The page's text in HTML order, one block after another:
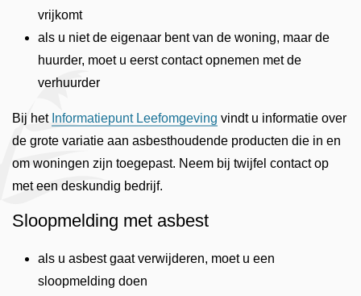
vrijkomt
als u niet de eigenaar bent van de woning, maar de
huurder, moet u eerst contact opnemen met de
verhuurder
Bij het Informatiepunt Leefomgeving vindt u informatie over
de grote variatie aan asbesthoudende producten die in en
om woningen zijn toegepast. Neem bij twijfel contact op
met een deskundig bedrijf.
Sloopmelding met asbest
als u asbest gaat verwijderen, moet u een
sloopmelding doen